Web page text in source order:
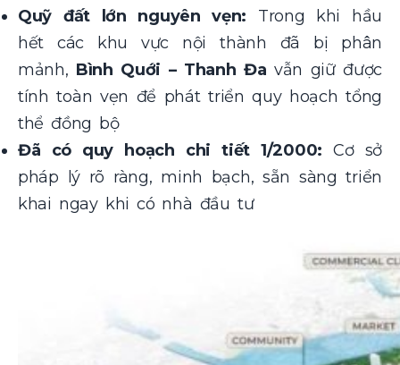
Quỹ đất lớn nguyên vẹn: Trong khi hầu
hết các khu vực nội thành đã bị phân
mảnh, Bình Quới – Thanh Đa vẫn giữ được
tính toàn vẹn để phát triển quy hoạch tổng
thể đồng bộ
Đã có quy hoạch chi tiết 1/2000: Cơ sở
pháp lý rõ ràng, minh bạch, sẵn sàng triển
khai ngay khi có nhà đầu tư